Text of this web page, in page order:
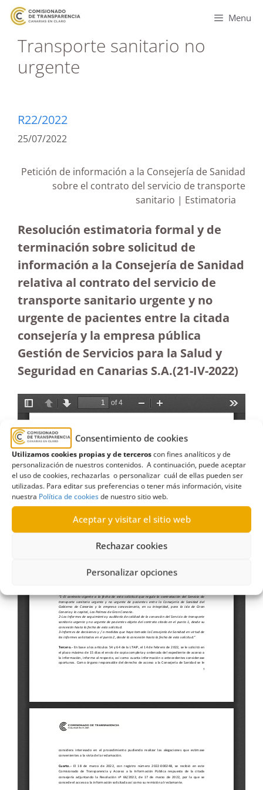
Consentimiento de cookies
Utilizamos cookies propias y de terceroscon fines analíticos y de
personalización de nuestros contenidos. A continuación, puede aceptar
el uso de cookies, rechazarlas o personalizar cuál de ellas pueden ser
utilizadas. Para editar sus preferencias o tener más información, visite
nuestra Política de cookiesde nuestro sitio web.
Aceptar y visitar el sitio web
Rechazar cookies
Personalizar opciones
Menu
Transporte sanitario no
urgente
R22/2022
25/07/2022
Petición de información a la Consejería de Sanidad
sobre el contrato del servicio de transporte
sanitario | Estimatoria
Resolución estimatoria formal y de
terminación sobre solicitud de
información a la Consejería de Sanidad
relativa al contrato del servicio de
transporte sanitario urgente y no
urgente de pacientes entre la citada
consejería y la empresa pública
Gestión de Servicios para la Salud y
Seguridad en Canarias S.A.(21-IV-2022)